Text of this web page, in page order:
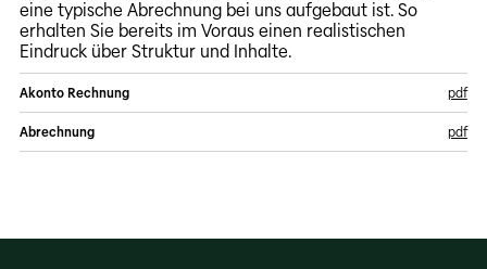
Kontakt
Kontakt
eine typische Abrechnung bei uns aufgebaut ist. So
erhalten Sie bereits im Voraus einen realistischen
Eindruck über Struktur und Inhalte.
Akonto Rechnung
Abrechnung